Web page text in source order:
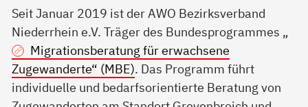
Seit Januar 2019 ist der AWO Bezirksverband
Niederrhein e.V. Träger des Bundesprogrammes „
Migrationsberatung für erwachsene
Zugewanderte“ (MBE). Das Programm führt
individuelle und bedarfsorientierte Beratung von